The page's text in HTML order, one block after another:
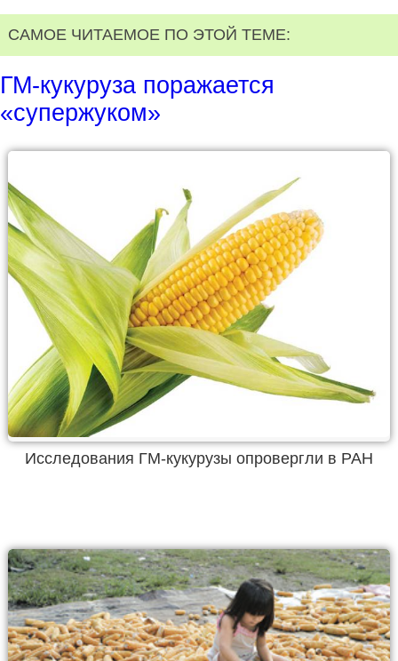
САМОЕ ЧИТАЕМОЕ ПО ЭТОЙ ТЕМЕ:
ГМ-кукуруза поражается
«супержуком»
Исследования ГМ-кукурузы опровергли в РАН